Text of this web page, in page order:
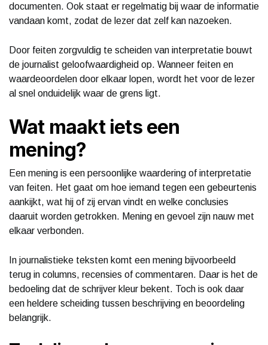
documenten. Ook staat er regelmatig bij waar de informatie
vandaan komt, zodat de lezer dat zelf kan nazoeken.
Door feiten zorgvuldig te scheiden van interpretatie bouwt
de journalist geloofwaardigheid op. Wanneer feiten en
waardeoordelen door elkaar lopen, wordt het voor de lezer
al snel onduidelijk waar de grens ligt.
Wat maakt iets een
mening?
Een mening is een persoonlijke waardering of interpretatie
van feiten. Het gaat om hoe iemand tegen een gebeurtenis
aankijkt, wat hij of zij ervan vindt en welke conclusies
daaruit worden getrokken. Mening en gevoel zijn nauw met
elkaar verbonden.
In journalistieke teksten komt een mening bijvoorbeeld
terug in columns, recensies of commentaren. Daar is het de
bedoeling dat de schrijver kleur bekent. Toch is ook daar
een heldere scheiding tussen beschrijving en beoordeling
belangrijk.